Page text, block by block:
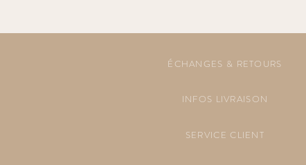
ÉCHANGES & RETOURS
INFOS LIVRAISON
SERVICE CLIENT